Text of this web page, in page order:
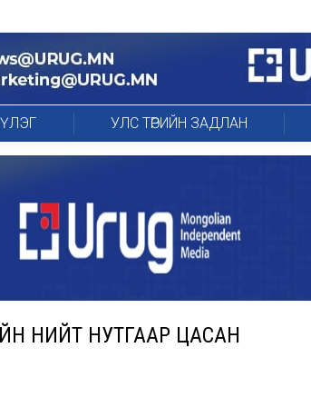
УЛС ТӨРИЙН ЗАДЛАН
НИЙТ НУТГААР ЦАСАН